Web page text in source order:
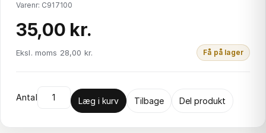
Varenr: C917100
35,00 kr.
Eksl. moms 28,00 kr. Få på lager
Antal Læg i kurv Tilbage Del produkt